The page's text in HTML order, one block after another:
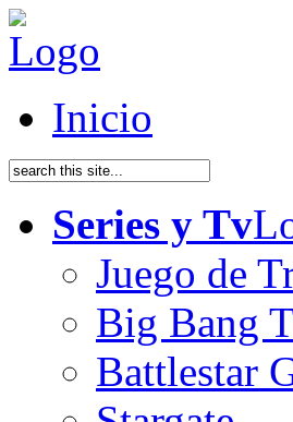
Inicio
Series y Tv
Juego de
Big Bang
Battlestar